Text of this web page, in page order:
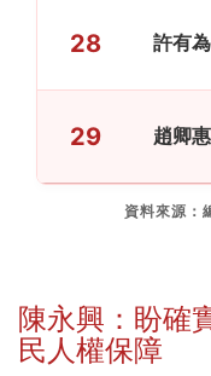
28 許有為
29 趙卿惠
資料來源
陳永興：盼確
民人權保障